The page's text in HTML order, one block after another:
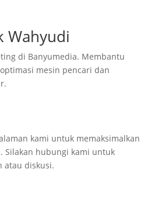
Wahyudi
di Banyumedia. Membantu
mesin pencari dan
kami untuk memaksimalkan
Silakan hubungi kami untuk
atau diskusi.